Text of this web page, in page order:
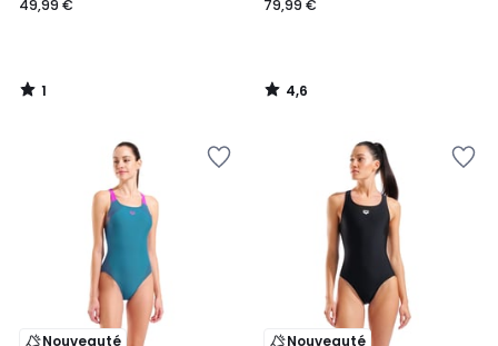
49,99 €
1
/
79,99 €
4,6
/
Nouveauté Nouveauté